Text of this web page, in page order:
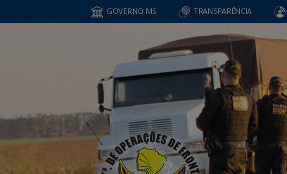
GOVERNO MS TRANSPARÊNCIA